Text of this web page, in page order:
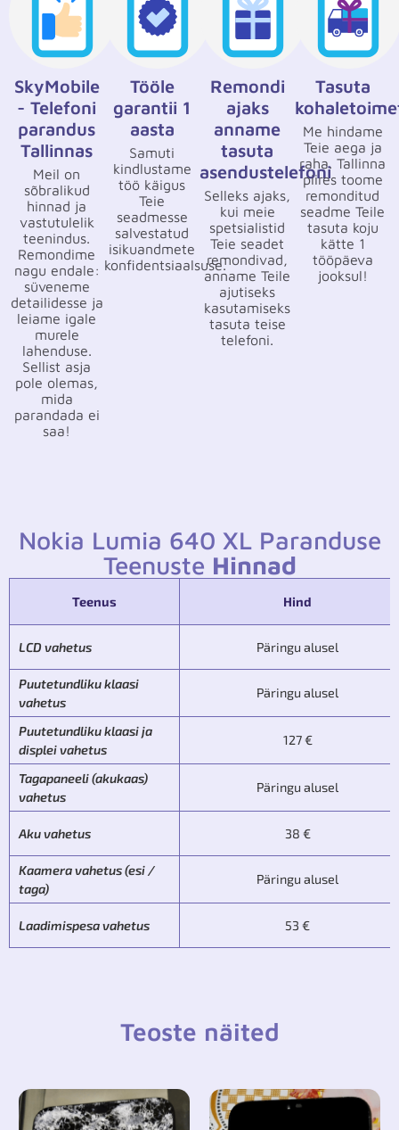
SkyMobile
- Telefoni
parandus
Tallinnas
Meil on
sõbralikud
hinnad ja
vastutulelik
teenindus.
Remondime
nagu endale:
süveneme
detailidesse ja
leiame igale
murele
lahenduse.
Sellist asja
pole olemas,
mida
parandada ei
saa!
Tööle
garantii 1
aasta
Samuti
kindlustame
töö käigus
Teie
seadmesse
salvestatud
isikuandmete
konfidentsiaalsuse.
Remondi
ajaks
anname
tasuta
asendustelefoni
Selleks ajaks,
kui meie
spetsialistid
Teie seadet
remondivad,
anname Teile
ajutiseks
kasutamiseks
tasuta teise
telefoni.
Tasuta
Me hindame
Teie aega ja
raha. Tallinna
piires toome
remonditud
seadme Teile
tasuta koju
kätte 1
tööpäeva
jooksul!
Nokia Lumia 640 XL Paranduse
Teenuste Hinnad
Teenus Hind
LCD vahetus Päringu alusel
Puutetundliku klaasi
vahetus
Päringu alusel
Puutetundliku klaasi ja
displei vahetus
127 €
Tagapaneeli (akukaas)
vahetus
Päringu alusel
Aku vahetus 38 €
Kaamera vahetus (esi /
taga)
Päringu alusel
Laadimispesa vahetus 53 €
Teoste näited